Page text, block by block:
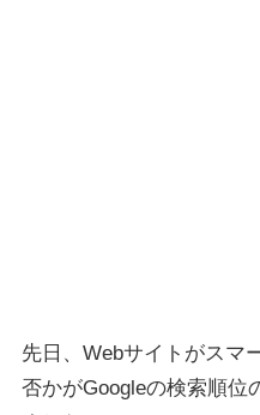
先日、Webサイトがスマ
否かがGoogleの検索順位